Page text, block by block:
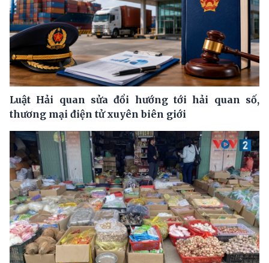
Luật Hải quan sửa đổi hướng tới hải quan số,
thương mại điện tử xuyên biên giới